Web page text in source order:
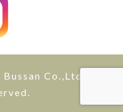
Co.,Ltd All